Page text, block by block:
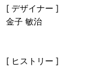
[ デザイナー ]
金子 敏治
[ ヒストリー ]